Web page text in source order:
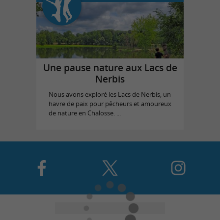
Une pause nature aux Lacs de
Nerbis
Nous avons exploré les Lacs de Nerbis, un
havre de paix pour pêcheurs et amoureux
de nature en Chalosse. ...